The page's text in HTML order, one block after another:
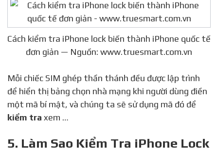
Cách kiểm tra iPhone lock biến thành iPhone quốc tế
đơn giản — Nguồn: www.truesmart.com.vn
Mỗi chiếc SIM ghép thần thánh đều được lập trình
để hiển thị bảng chọn nhà mạng khi người dùng điền
một mã bí mật, và chúng ta sẽ sử dụng mã đó để
kiểm tra xem …
5. Làm Sao Kiểm Tra iPhone Lock